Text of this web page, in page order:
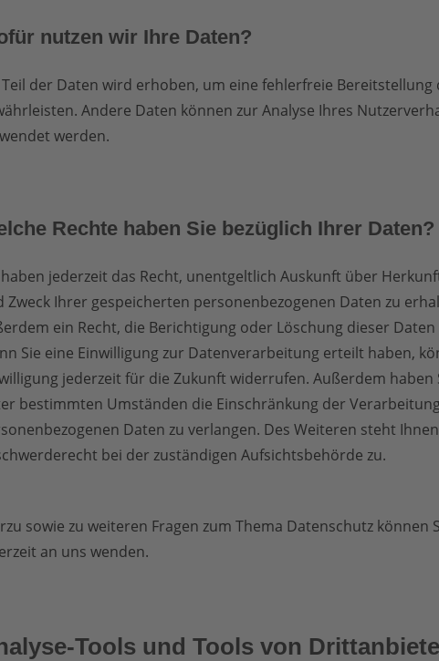
nutzen wir Ihre Daten?
Teil der Daten wird erhoben, um eine fehlerfreie Bereitstellung
Andere Daten können zur Analyse Ihres
werden.
Rechte haben Sie bezüglich Ihrer Daten?
haben jederzeit das Recht, unentgeltlich Auskunft über
Zweck Ihrer gespeicherten personenbezogenen Daten zu
ein Recht, die Berichtigung oder Löschung dieser Daten
Sie eine Einwilligung zur Datenverarbeitung erteilt haben,
jederzeit für die Zukunft widerrufen. Außerdem haben
bestimmten Umständen die Einschränkung der
Daten zu verlangen. Des Weiteren steht
bei der zuständigen Aufsichtsbehörde zu.
sowie zu weiteren Fragen zum Thema Datenschutz können
an uns wenden.
Tools und Tools von